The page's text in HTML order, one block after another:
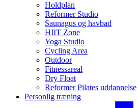
Holdplan
Reformer Studio
Saunagus og havbad
HIIT Zone
Yoga Studio
Cycling Area
Outdoor
Fitnessareal
Dry Float
Reformer Pilates uddannelse
Personlig træning